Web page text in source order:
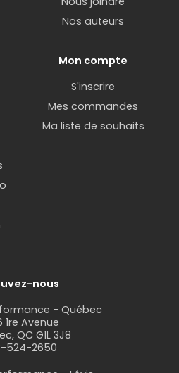
Nos auteurs
Mon compte
S'inscrire
Mes commandes
Ma liste de souhaits
nous
- Québec
1re Avenue
QC G1L 3J8
524-2650